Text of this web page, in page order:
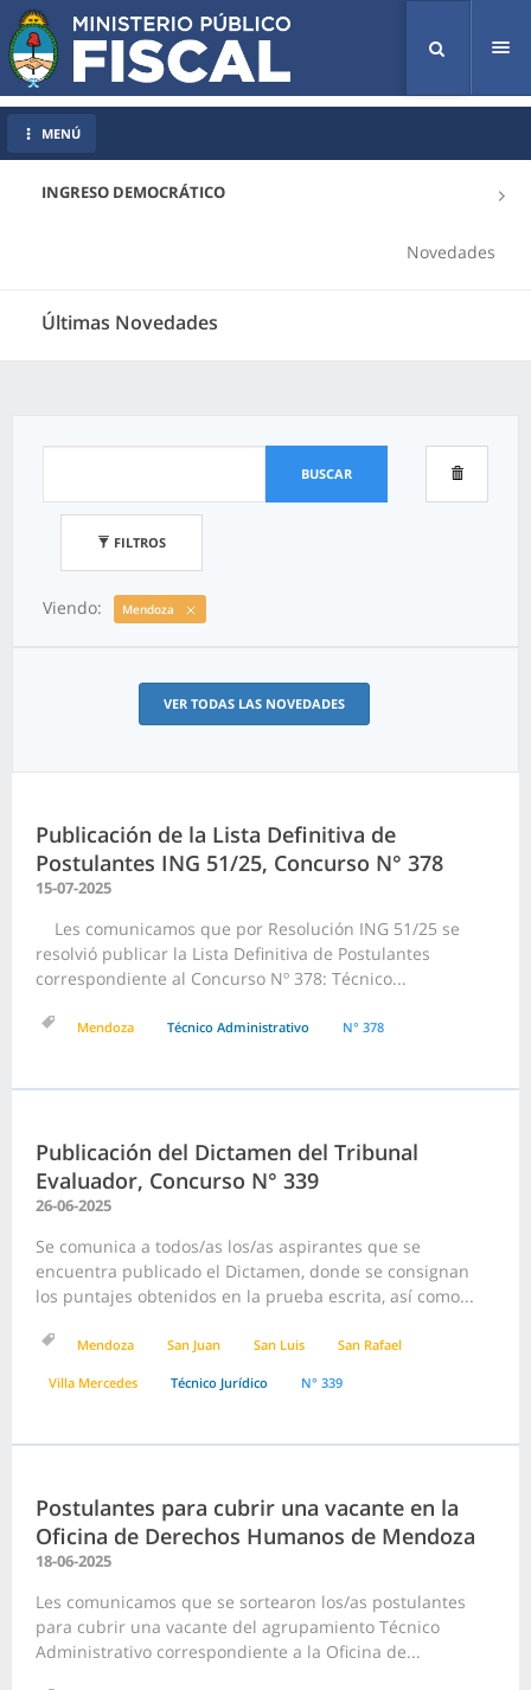
INGRESO DEMOCRÁTICO
Novedades
Últimas Novedades
MENÚ
BUSCAR
FILTROS
Viendo: Mendoza
VER TODAS LAS NOVEDADES
Publicación de la Lista Definitiva de
Postulantes ING 51/25, Concurso N° 378
15-07-2025
Les comunicamos que por Resolución ING 51/25 se
resolvió publicar la Lista Definitiva de Postulantes
correspondiente al Concurso Nº 378: Técnico...
Mendoza Técnico Administrativo N° 378
Publicación del Dictamen del Tribunal
Evaluador, Concurso N° 339
26-06-2025
Se comunica a todos/as los/as aspirantes que se
encuentra publicado el Dictamen, donde se consignan
los puntajes obtenidos en la prueba escrita, así como...
Mendoza San Juan San Luis San Rafael
Villa Mercedes Técnico Jurídico N° 339
Postulantes para cubrir una vacante en la
Oficina de Derechos Humanos de Mendoza
18-06-2025
Les comunicamos que se sortearon los/as postulantes
para cubrir una vacante del agrupamiento Técnico
Administrativo correspondiente a la Oficina de...